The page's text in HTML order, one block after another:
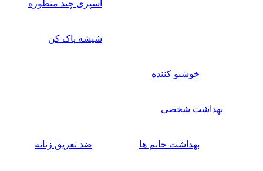
اسپری چند منظوره
شیشه پاک کن
خوشبو کننده
بهداشت شخصی
بهداشت خانم ها ضد تعریق زنانه